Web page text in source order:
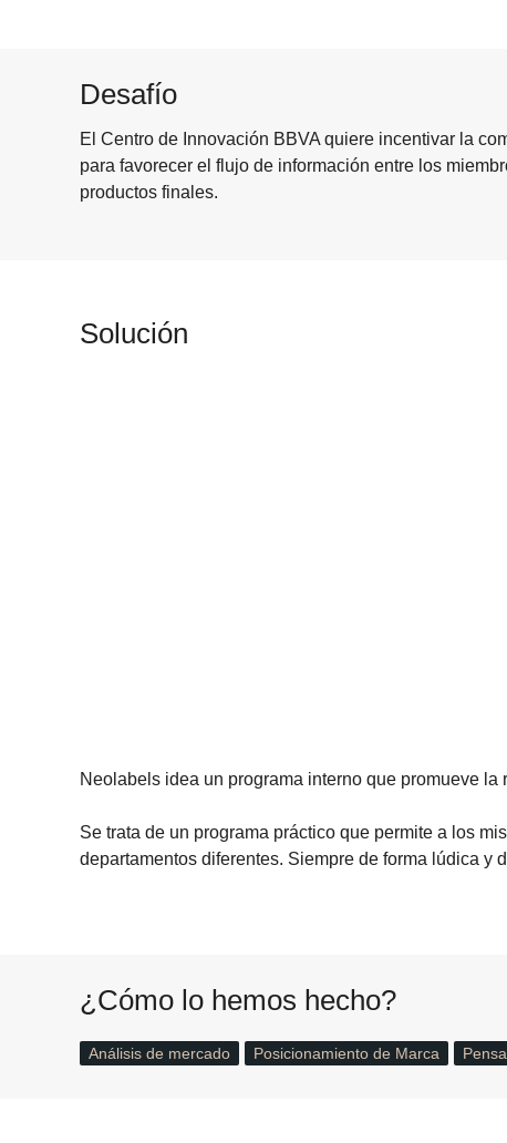
Desafío
El Centro de Innovación BBVA quiere incentivar la
para favorecer el flujo de información entre los
productos finales.
Solución
Neolabels idea un programa interno que promueve la
Se trata de un programa práctico que permite a los
departamentos diferentes. Siempre de forma lúdica y
¿Cómo lo hemos hecho?
Análisis de mercado Posicionamiento de Marca